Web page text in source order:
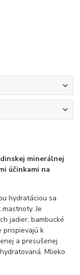
minerálnej
účinkami na
hydratáciou sa
Je
jadier, bambucké
prispievajú k
a presušenej
Mlieko